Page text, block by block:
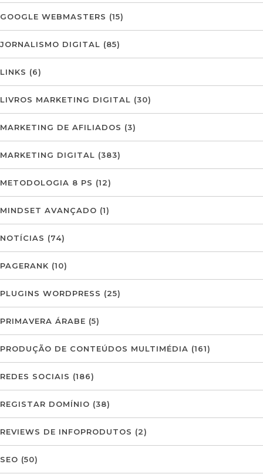
GOOGLE WEBMASTERS (15)
JORNALISMO DIGITAL (85)
LINKS (6)
LIVROS MARKETING DIGITAL (30)
MARKETING DE AFILIADOS (3)
MARKETING DIGITAL (383)
METODOLOGIA 8 PS (12)
MINDSET AVANÇADO (1)
NOTÍCIAS (74)
PAGERANK (10)
PLUGINS WORDPRESS (25)
PRIMAVERA ÁRABE (5)
PRODUÇÃO DE CONTEÚDOS MULTIMÉDIA (161)
REDES SOCIAIS (186)
REGISTAR DOMÍNIO (38)
REVIEWS DE INFOPRODUTOS (2)
SEO (50)